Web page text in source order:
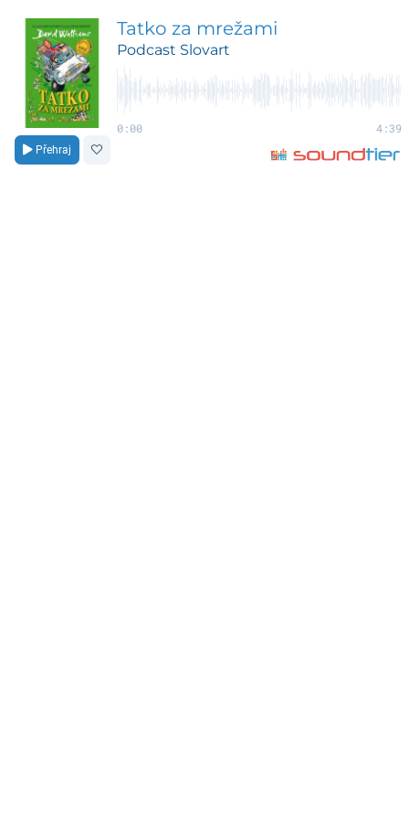
Přehraj
Tatko za mrežami
Podcast Slovart
0:00 4:39